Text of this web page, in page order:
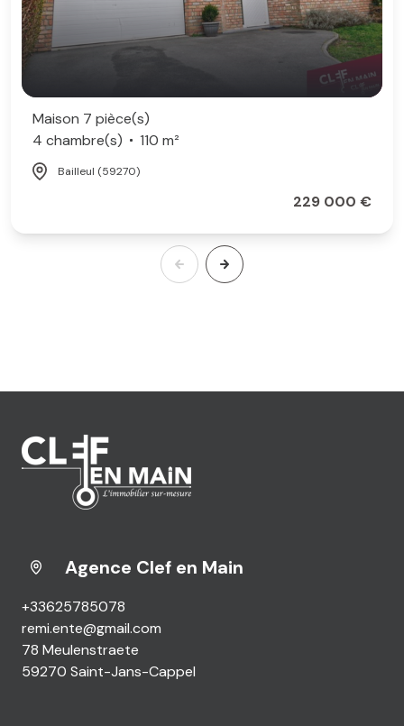
Maison 7 pièce(s)
4 chambre(s)
110 m²
Bailleul (59270)
229 000 €
Agence Clef en Main
+33625785078
remi.ente@gmail.com
78 Meulenstraete
59270 Saint-Jans-Cappel